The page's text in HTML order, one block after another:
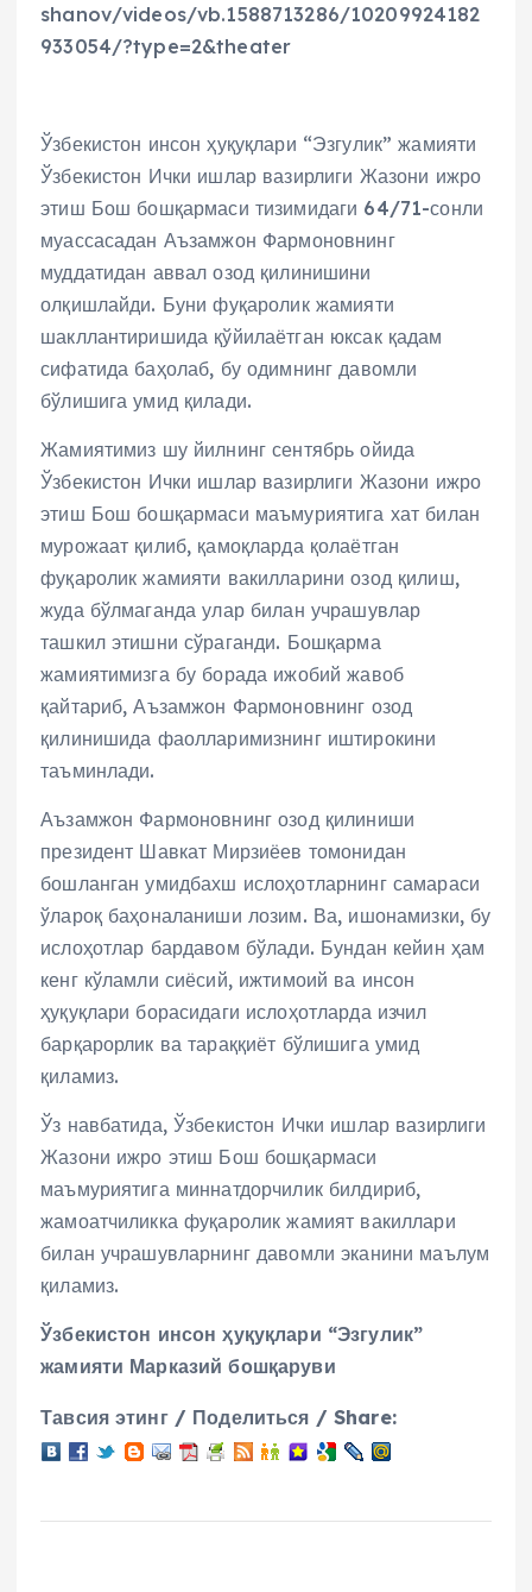
shanov/videos/vb.1588713286/10209924182
933054/?type=2&theater
Ўзбекистон инсон ҳуқуқлари “Эзгулик” жамияти
Ўзбекистон Ички ишлар вазирлиги Жазони ижро
этиш Бош бошқармаси тизимидаги 64/71-сонли
муассасадан Аъзамжон Фармоновнинг
муддатидан аввал озод қилинишини
олқишлайди. Буни фуқаролик жамияти
шакллантиришида қўйилаётган юксак қадам
сифатида баҳолаб, бу одимнинг давомли
бўлишига умид қилади.
Жамиятимиз шу йилнинг сентябрь ойида
Ўзбекистон Ички ишлар вазирлиги Жазони ижро
этиш Бош бошқармаси маъмуриятига хат билан
мурожаат қилиб, қамоқларда қолаётган
фуқаролик жамияти вакилларини озод қилиш,
жуда бўлмаганда улар билан учрашувлар
ташкил этишни сўраганди. Бошқарма
жамиятимизга бу борада ижобий жавоб
қайтариб, Аъзамжон Фармоновнинг озод
қилинишида фаолларимизнинг иштирокини
таъминлади.
Аъзамжон Фармоновнинг озод қилиниши
президент Шавкат Мирзиёев томонидан
бошланган умидбахш ислоҳотларнинг самараси
ўлароқ баҳоналаниши лозим. Ва, ишонамизки, бу
ислоҳотлар бардавом бўлади. Бундан кейин ҳам
кенг кўламли сиёсий, ижтимоий ва инсон
ҳуқуқлари борасидаги ислоҳотларда изчил
барқарорлик ва тараққиёт бўлишига умид
қиламиз.
Ўз навбатида, Ўзбекистон Ички ишлар вазирлиги
Жазони ижро этиш Бош бошқармаси
маъмуриятига миннатдорчилик билдириб,
жамоатчиликка фуқаролик жамият вакиллари
билан учрашувларнинг давомли эканини маълум
қиламиз.
Ўзбекистон инсон ҳуқуқлари “Эзгулик”
жамияти Марказий бошқаруви
Тавсия этинг / Поделиться / Share: